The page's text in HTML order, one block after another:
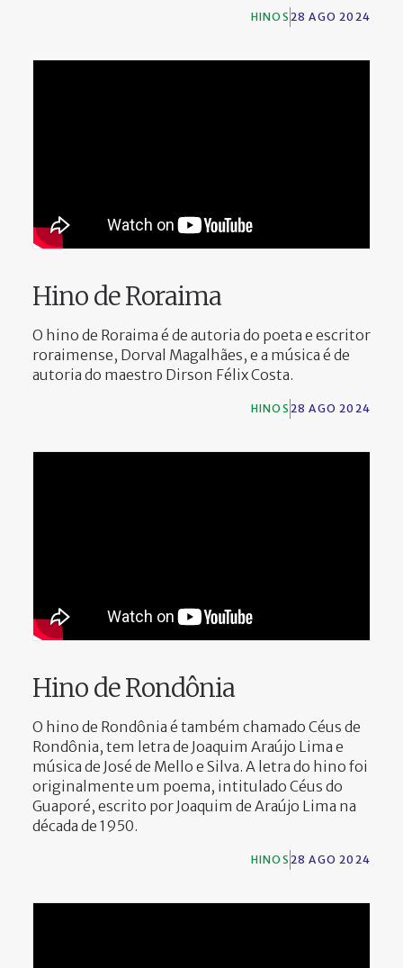
28 AGO 2024
HINOS
Hino de Roraima
O hino de Roraima é de autoria do poeta e escritor
roraimense, Dorval Magalhães, e a música é de
autoria do maestro Dirson Félix Costa.
28 AGO 2024
HINOS
Hino de Rondônia
O hino de Rondônia é também chamado Céus de
Rondônia, tem letra de Joaquim Araújo Lima e
música de José de Mello e Silva. A letra do hino foi
originalmente um poema, intitulado Céus do
Guaporé, escrito por Joaquim de Araújo Lima na
década de 1950.
28 AGO 2024
HINOS